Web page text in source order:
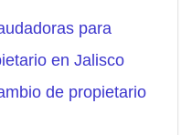
para
en Jalisco
de propietario